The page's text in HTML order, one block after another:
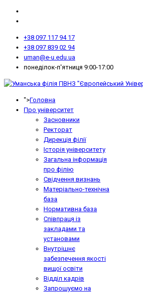
+38 097 117 94 17
+38 097 839 02 94
uman@e-u.edu.ua
понеділок-п'ятниця 9:00-17:00
">Головна
Про університет
Засновники
Ректорат
Дирекція філії
Історія університету
Загальна інформація
про філію
Свідчення визнань
Матеріально-технічна
база
Нормативна база
Співпраця із
закладами та
установами
Внутрішнє
забезпечення якості
вищої освіти
Відділ кадрів
Запрошуємо на